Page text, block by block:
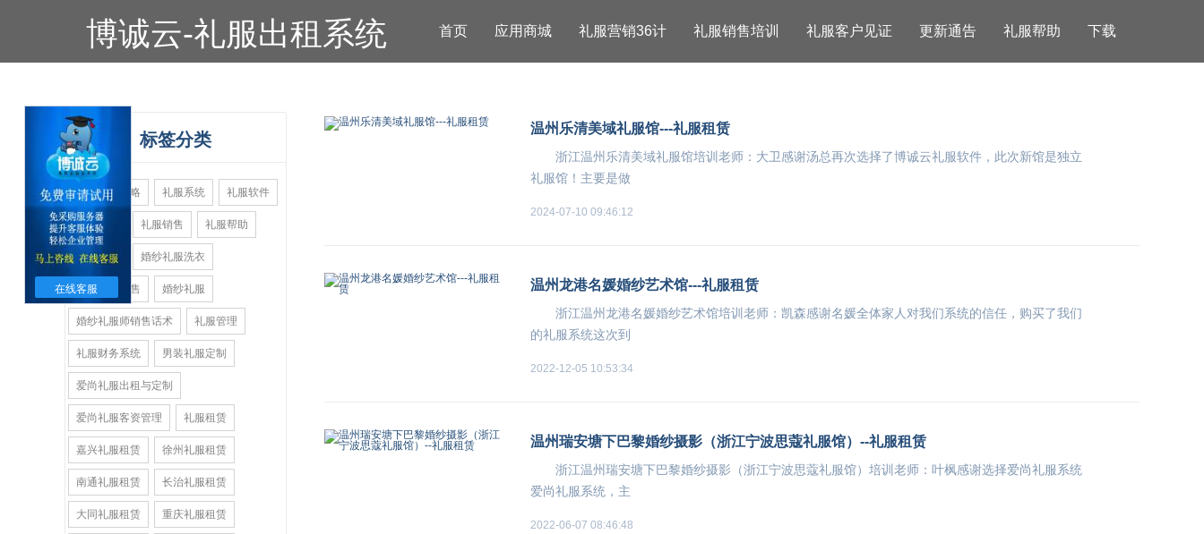
在线客服
博诚云-礼服出租系统 首页 应用商城 礼服营销36计 礼服销售培训 礼服客户见证 更新通告 礼服帮助 下载
标签分类
礼服销售攻略 礼服系统 礼服软件
礼服营销 礼服销售 礼服帮助
礼服试衣 婚纱礼服洗衣
婚纱礼服销售 婚纱礼服
婚纱礼服师销售话术 礼服管理
礼服财务系统 男装礼服定制
爱尚礼服出租与定制
爱尚礼服客资管理 礼服租赁
嘉兴礼服租赁 徐州礼服租赁
南通礼服租赁 长治礼服租赁
大同礼服租赁 重庆礼服租赁
温州乐清美域礼服馆---礼服租赁
浙江温州乐清美域礼服馆培训老师：大卫感谢汤总再次选择了博诚云礼服软件，此次新馆是独立
礼服馆！主要是做
2024-07-10 09:46:12
温州龙港名媛婚纱艺术馆---礼服租赁
浙江温州龙港名媛婚纱艺术馆培训老师：凯森感谢名媛全体家人对我们系统的信任，购买了我们
的礼服系统这次到
2022-12-05 10:53:34
温州瑞安塘下巴黎婚纱摄影（浙江宁波思蔻礼服馆）--礼服租赁
浙江温州瑞安塘下巴黎婚纱摄影（浙江宁波思蔻礼服馆）培训老师：叶枫感谢选择爱尚礼服系统
爱尚礼服系统，主
2022-06-07 08:46:48